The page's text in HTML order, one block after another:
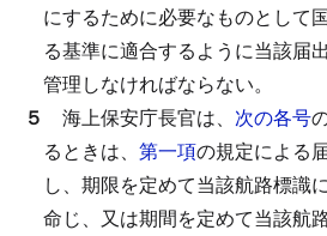
にするために必要なものとして
る基準に適合するように当該届
管理しなければならない。
５ 海上保安庁長官は、 次の各号
るときは、 第一項の規定による
し、期限を定めて当該航路標識
命じ、又は期間を定めて当該航